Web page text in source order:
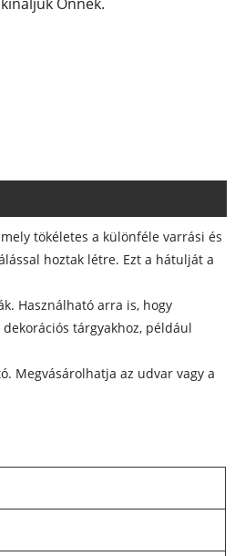
tökéletes a különféle varrási és
hoztak létre. Ezt a hátulját a
Használható arra is, hogy
tárgyakhoz, például
Megvásárolhatja az udvar vagy a